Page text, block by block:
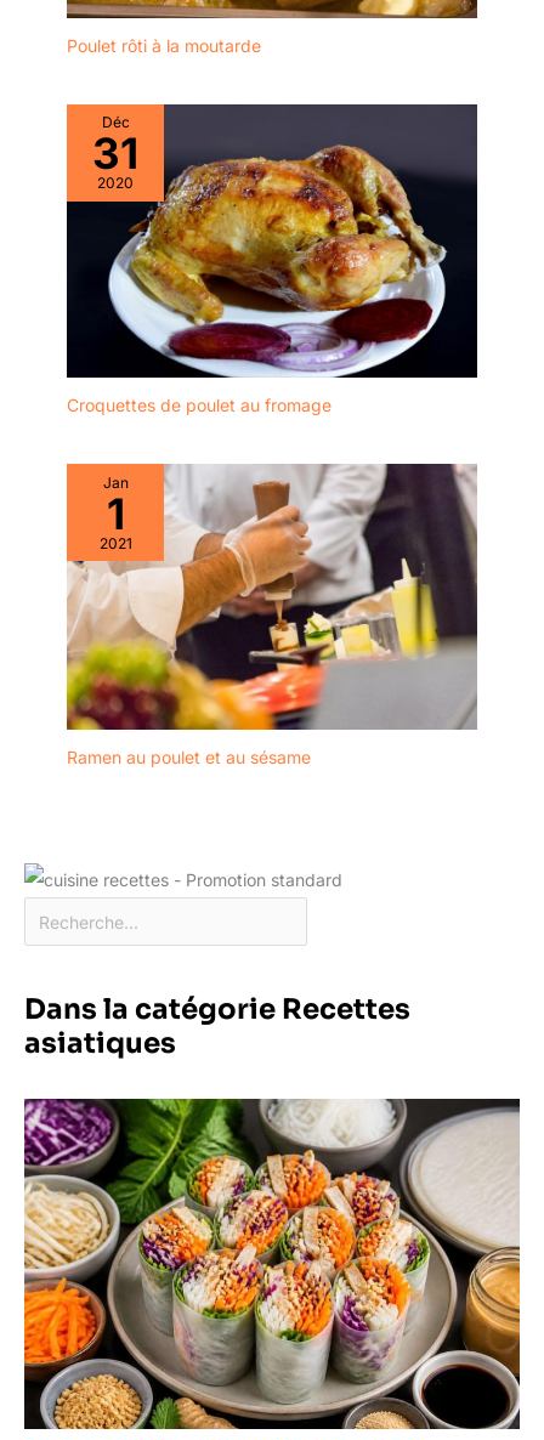
Poulet rôti à la moutarde
Déc
31
2020
Croquettes de poulet au fromage
Jan
1
2021
Ramen au poulet et au sésame
Dans la catégorie Recettes
asiatiques